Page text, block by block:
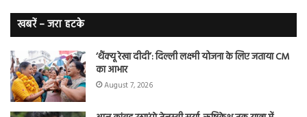
खबरें – जरा हटके
‘थैंक्यू रेखा दीदी’: दिल्ली लक्ष्मी योजना के लिए जताया CM
का आभार
August 7, 2026